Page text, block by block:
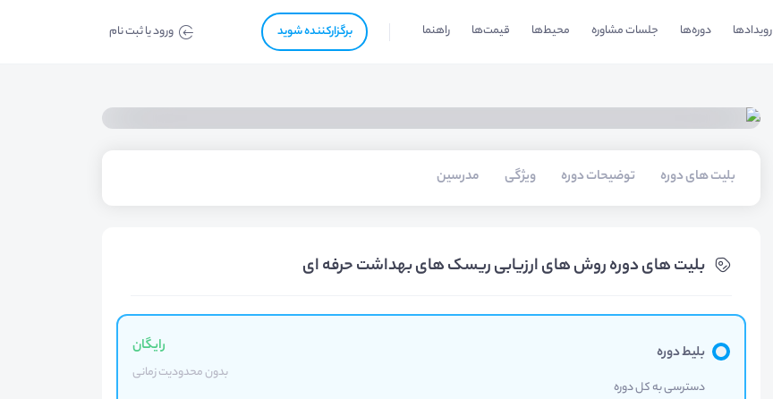
رویدادها دوره‌ها جلسات مشاوره محیط‌ها قیمت‌ها راهنما برگزار‌‌کننده شوید ورود یا ثبت نام
بلیت های دوره توضیحات دوره ویژگی مدرسین
بلیت های دوره روش های ارزیابی ریسک های بهداشت حرفه ای
بلیط دوره
دسترسی به کل دوره
رایگان
بدون محدودیت زمانی